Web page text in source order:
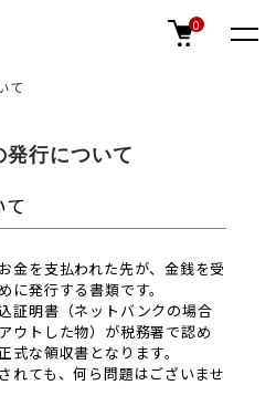
0
て
発行について
て
金を支払われた先が、金銭を受
に発行する書類です。
証明書（ネットバンクの場合
ウトした物）が税務署で認め
式な領収書となります。
れても、何ら問題はございませ